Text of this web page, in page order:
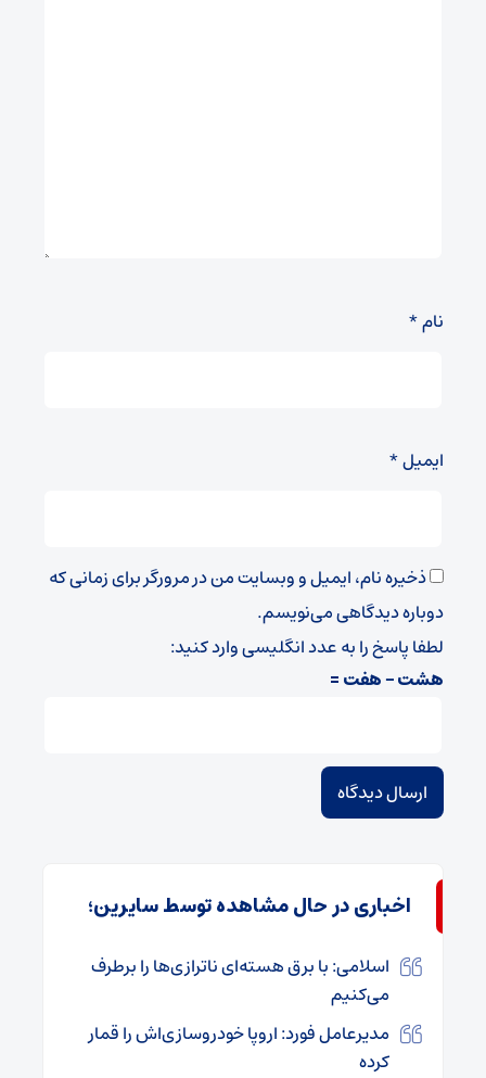
نام*
ایمیل*
ذخیره نام، ایمیل و وبسایت من در مرورگر برای زمانی که
دوباره دیدگاهی می‌نویسم.
لطفا پاسخ را به عدد انگلیسی وارد کنید:
هشت − هفت =
اخباری در حال مشاهده توسط سایرین؛
اسلامی: با برق هسته‌ای ناترازی‌ها را برطرف
می‌کنیم
مدیرعامل فورد: اروپا خودروسازی‌اش را قمار
کرده